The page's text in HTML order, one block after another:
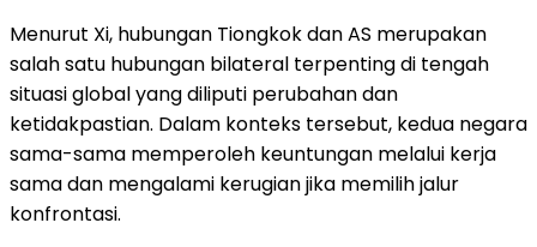
Menurut Xi, hubungan Tiongkok dan AS merupakan
salah satu hubungan bilateral terpenting di tengah
situasi global yang diliputi perubahan dan
ketidakpastian. Dalam konteks tersebut, kedua negara
sama-sama memperoleh keuntungan melalui kerja
sama dan mengalami kerugian jika memilih jalur
konfrontasi.